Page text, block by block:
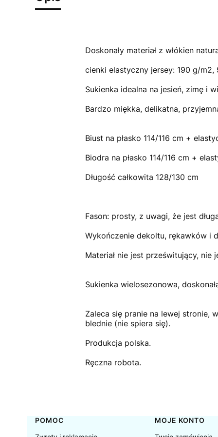
Doskonały materiał z włókien
cienki elastyczny jersey: 190 g/m2,
Sukienka idealna na jesień, zimę i
Bardzo miękka, delikatna,
Biust na płasko 114/116 cm +
Biodra na płasko 114/116 cm +
Długość całkowita 128/130 cm
Fason: prosty, z uwagi, że jest
Wykończenie dekoltu, rękawków i
Materiał nie jest prześwitujący, nie
Sukienka wielosezonowa,
Zaleca się pranie na lewej stronie,
blednie (nie spiera się).
Produkcja polska.
Ręczna robota.
Linki w stopce
POMOC
MOJE KONTO